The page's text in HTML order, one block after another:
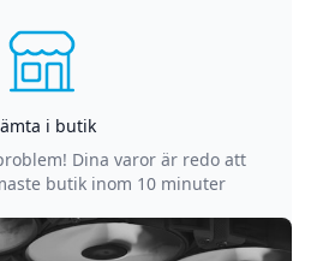
i butik
Dina varor är redo att
butik inom 10 minuter